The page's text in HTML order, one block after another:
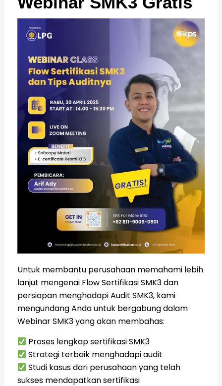
Untuk membantu perusahaan memahami lebih
lanjut mengenai Flow Sertifikasi SMK3 dan
persiapan menghadapi Audit SMK3, kami
mengundang Anda untuk bergabung dalam
Webinar SMK3 yang akan membahas:
Proses lengkap sertifikasi SMK3
Strategi terbaik menghadapi audit
Studi kasus dari perusahaan yang telah
sukses mendapatkan sertifikasi